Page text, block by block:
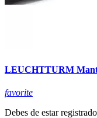
LEUCHTTURM
favorite
Debes de estar registrado